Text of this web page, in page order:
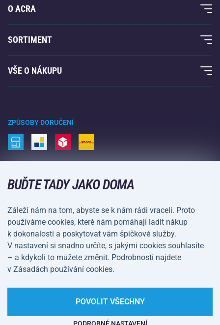
O ACRA
O nás
Acra garance
Kontakty
SORTIMENT
Fitness a posilování
Raketové sporty
Volný čas a zábava
Kemping a turistika
Bojové sporty
Kola a koloběžky
Vodní sporty
Sportovní oblečení a doplňky
VŠE O NÁKUPU
Vrácení a reklamace
Doprava a platba
ZPŮSOBY DORUČENÍ
Obchodní podmínky Ochrana osobních údajů
Nastavení cookies
BUĎTE TADY JAKO DOMA
Záleží nám na tom, abyste se k nám rádi vraceli. Proto
používáme cookies, které nám pomáhají ladit nákup
k dokonalosti a poskytovat vám špičkové služby.
V nastavení si snadno určíte, s jakými cookies souhlasíte
– a kdykoli to můžete změnit. Podrobnosti najdete
v Zásadách používání cookies.
POVOLIT VŠECHNY